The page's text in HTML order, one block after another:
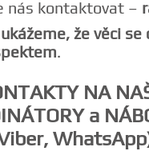
nás kontaktovat –
že věci se
.
NA
a